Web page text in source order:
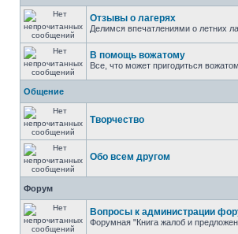
Отзывы о лагерях
Делимся впечатлениями о летних
В помощь вожатому
Все, что может пригодиться
Общение
Творчество
Обо всем другом
Форум
Вопросы к администрации
Форумная "Книга жалоб и